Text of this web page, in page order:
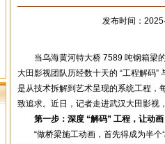
发布时间：
当乌海黄河特大桥 7589 吨钢箱梁
大田影视团队历经数十天的 “工程解码”
是从技术拆解到艺术呈现的系统工程，
致追求。近日，记者走进武汉大田影视
第一步：深度 “解码” 工程，让动
“做桥梁施工动画，首先得成为半